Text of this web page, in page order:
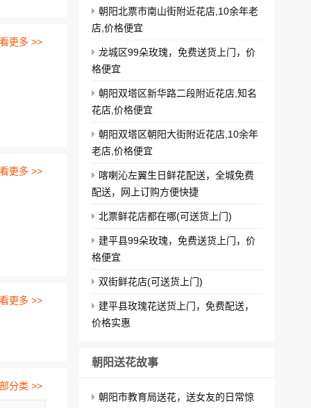
更多 >>
更多 >>
更多 >>
分类 >>
朝阳北票市南山街附近花店,10余年老
店,价格便宜
龙城区99朵玫瑰，免费送货上门，价
格便宜
朝阳双塔区新华路二段附近花店,知名
花店,价格便宜
朝阳双塔区朝阳大街附近花店,10余年
老店,价格便宜
喀喇沁左翼生日鲜花配送，全城免费
配送，网上订购方便快捷
北票鲜花店都在哪(可送货上门)
建平县99朵玫瑰，免费送货上门，价
格便宜
双街鲜花店(可送货上门)
建平县玫瑰花送货上门，免费配送，
价格实惠
朝阳送花故事
朝阳市教育局送花，送女友的日常惊